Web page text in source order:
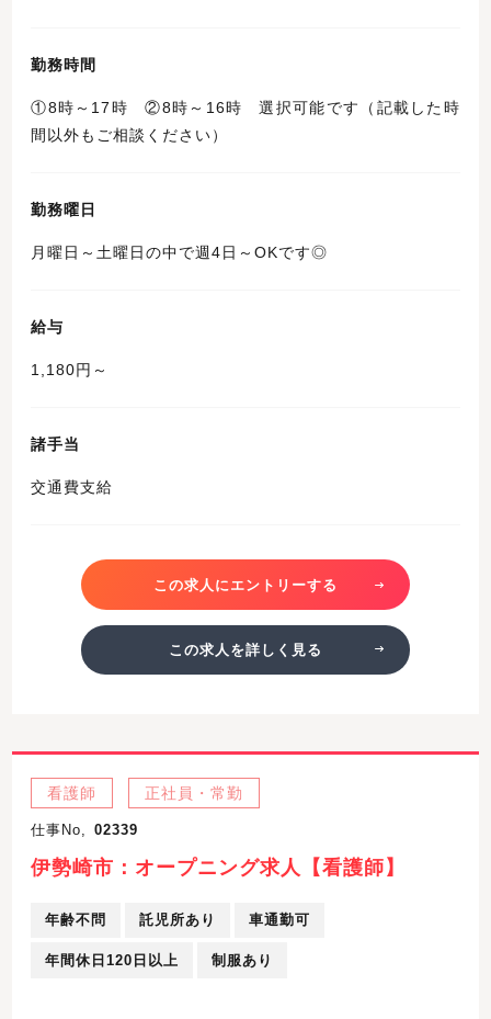
勤務時間
①8時～17時 ②8時～16時 選択可能です（記載した時
間以外もご相談ください）
勤務曜日
月曜日～土曜日の中で週4日～OKです◎
給与
1,180円～
諸手当
交通費支給
この求人にエントリーする
この求人を詳しく見る
看護師 正社員・常勤
仕事No, 02339
伊勢崎市：オープニング求人【看護師】
年齢不問 託児所あり 車通勤可
年間休日120日以上 制服あり